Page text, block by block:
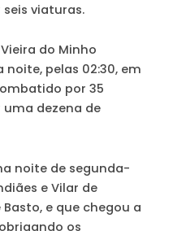
viaturas.
do Minho
pelas 02:30, em
por 35
dezena de
noite de segunda-
e Vilar de
e que chegou a
os